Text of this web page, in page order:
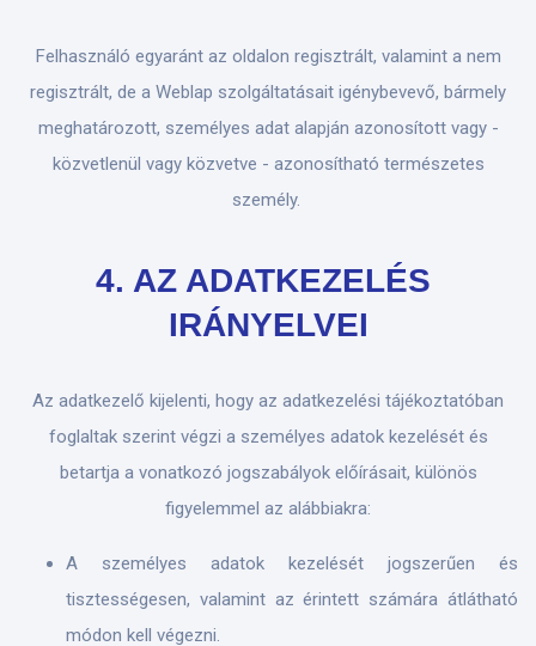
Felhasználó egyaránt az oldalon regisztrált, valamint a nem
regisztrált, de a Weblap szolgáltatásait igénybevevő, bármely
meghatározott, személyes adat alapján azonosított vagy -
közvetlenül vagy közvetve - azonosítható természetes
személy.
4. AZ ADATKEZELÉS
IRÁNYELVEI
Az adatkezelő kijelenti, hogy az adatkezelési tájékoztatóban
foglaltak szerint végzi a személyes adatok kezelését és
betartja a vonatkozó jogszabályok előírásait, különös
figyelemmel az alábbiakra:
A személyes adatok kezelését jogszerűen és
tisztességesen, valamint az érintett számára átlátható
módon kell végezni.